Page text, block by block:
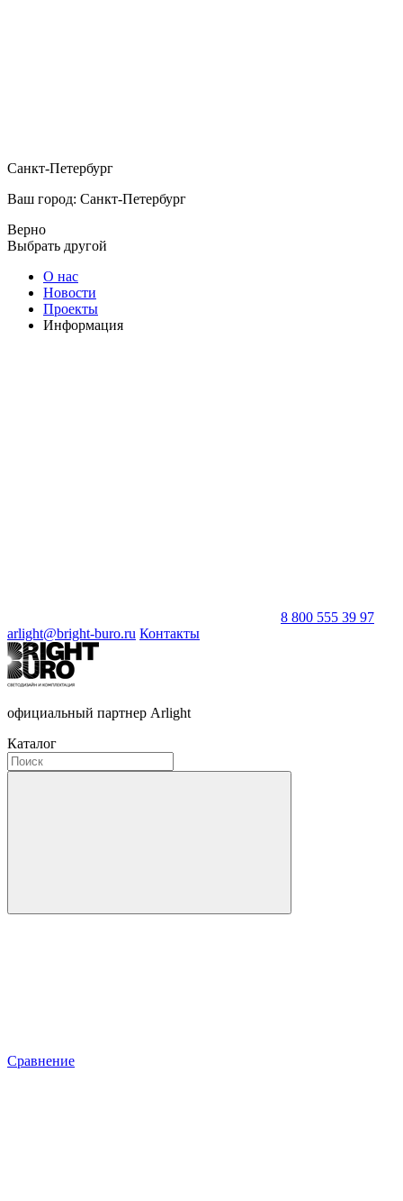
Санкт-Петербург
Ваш город: Санкт-Петербург
Верно
Выбрать другой
О нас
Новости
Проекты
Информация
8 800 555 39 97
arlight@bright-buro.ru Контакты
официальный партнер Arlight
Каталог
Сравнение